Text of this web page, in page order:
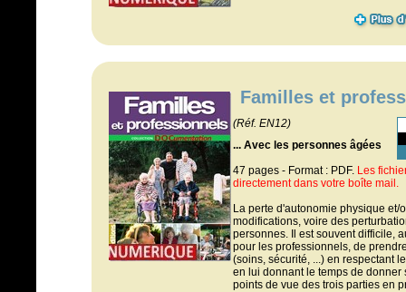
Familles et
(Réf. EN12)
... Avec les personnes âgées
47 pages - Format : PDF. Les
directement dans votre boîte mail.
La perte d'autonomie physique et/
modifications, voire des
personnes. Il est souvent difficile,
pour les professionnels, de
(soins, sécurité, ...) en respectant
en lui donnant le temps de
points de vue des trois parties en